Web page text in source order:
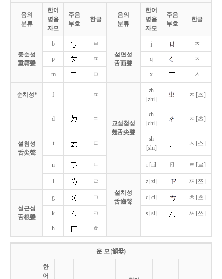
음의
분류
한어
병음
자모
주음
부호
한글
음의
분류
한어
병음
자모
주음
부호
한글
중순성
重脣聲
b
ㅂ
설면성
舌面聲
j ㅈ
p ㅍ q ㅊ
m ㅁ x ㅅ
순치성* f ㅍ
교설첨성
翹舌尖聲
zh
[zhi]
ㅈ [즈]
설첨성
舌尖聲
d ㄷ
ch
[chi]
ㅊ [츠]
t ㅌ
sh
[shi]
ㅅ [스]
n ㄴ r [ri] ㄖ ㄹ [르]
l
ㄹ
설치성
舌齒聲
z [zi] ㅉ [쯔]
설근성
舌根聲
g ㄱ c [ci] ㅊ [츠]
k ㅋ s [si] ㅆ [쓰]
h ㅎ
운 모 (韻母)
한
어